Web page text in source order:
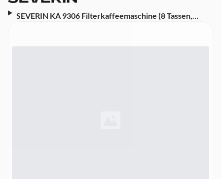
SEVERIN KA 9306 Filterkaffeemaschine (8 Tassen,